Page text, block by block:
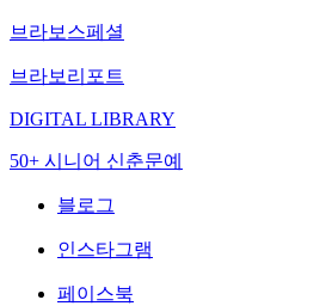
브라보스페셜
브라보리포트
DIGITAL LIBRARY
50+ 시니어 신춘문예
블로그
인스타그램
페이스북